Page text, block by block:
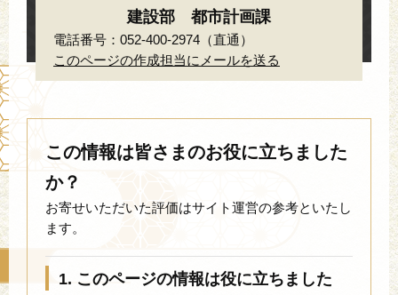
建設部 都市計画課
電話番号：052-400-2974（直通）
このページの作成担当にメールを送る
この情報は皆さまのお役に立ちました
か？
お寄せいただいた評価はサイト運営の参考といたし
ます。
1. このページの情報は役に立ちました